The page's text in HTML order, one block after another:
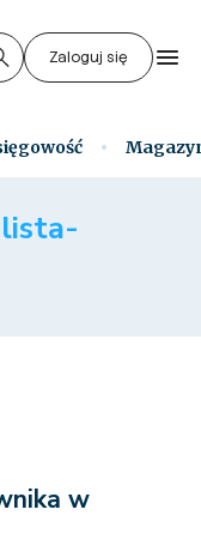
Zaloguj się
lista-
w